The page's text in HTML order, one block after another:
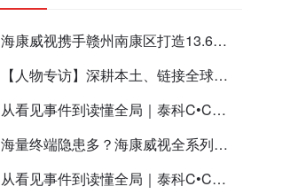
海康威视携手赣州南康区打造13.6公
里绿波网
【人物专访】深耕本土、链接全球：
泰科安防设备张宁解码中国安防出海
新范式
从看见事件到读懂全局｜泰科C•CUR
E IQ 3.20开启安防运营智能新时代
海量终端隐患多？海康威视全系列物
联安全产品，四层守护更放心！
从看见事件到读懂全局｜泰科C•CUR